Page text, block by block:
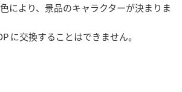
により、景品のキャラクターが決まりま
に交換することはできません。